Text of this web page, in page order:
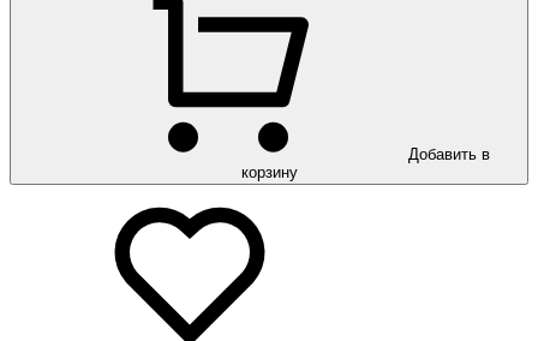
Добавить в
корзину